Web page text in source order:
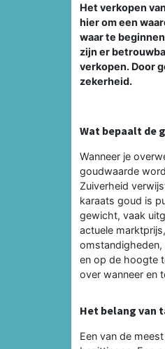
Het verkopen
hier om een
waar te
zijn er
verkopen. Door
zekerheid.
Wat bepaalt de
Wanneer je
goudwaarde
Zuiverheid
karaats goud is
gewicht, vaak
actuele
omstandigheden,
en op de hoogte
over wanneer en
Het belang van
Een van de